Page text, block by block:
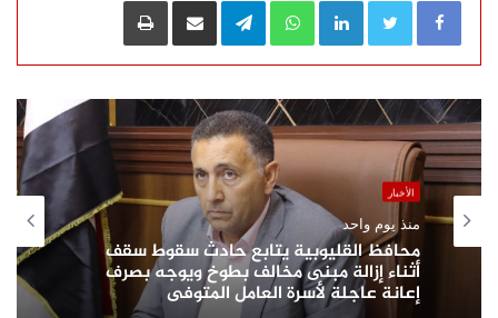
الأخبار
منذ يوم واحد
محافظ القليوبية يتابع حادث سقوط سقف
أثناء إزالة مبنى مخالف بطوخ ويوجه بصرف
إعانة عاجلة لأسرة العامل المتوفى